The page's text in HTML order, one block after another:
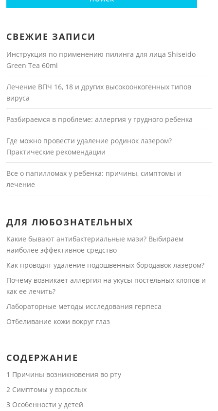
СВЕЖИЕ ЗАПИСИ
Инструкция по применению пилинга для лица Shiseido
Green Tea 60ml
Лечение ВПЧ 16, 18 и других высокоонкогенных типов
вируса
Разбираемся в проблеме: аллергия у грудного ребенка
Где можно провести удаление родинок лазером?
Практические рекомендации
Все о папилломах у ребенка: причины, симптомы и
лечение
ДЛЯ ЛЮБОЗНАТЕЛЬНЫХ
Какие бывают антибактериальные мази? Выбираем
наиболее эффективное средство
Как проводят удаление подошвенных бородавок лазером?
Почему возникает аллергия на укусы постельных клопов и
как ее лечить?
Лабораторные методы исследования герпеса
Отбеливание кожи вокруг глаз
СОДЕРЖАНИЕ
1 Причины возникновения во рту
2 Симптомы у взрослых
3 Особенности у детей